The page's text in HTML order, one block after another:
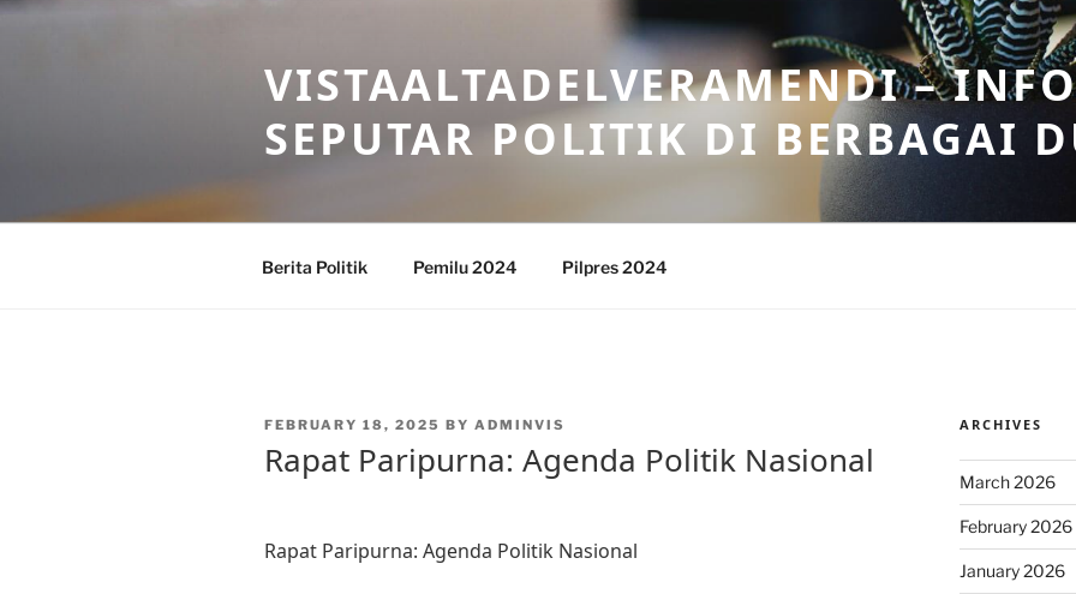
Skip
VISTAALTADELVERAMENDI –
SEPUTAR POLITIK DI BERBAGAI
Berita Politik Pemilu 2024 Pilpres 2024
POSTED
FEBRUARY 18, 2025 BY ADMINVIS
Rapat Paripurna: Agenda Politik Nasional
Rapat Paripurna: Agenda Politik Nasional
ARCHIVES
March 2026
February 2026
January 2026